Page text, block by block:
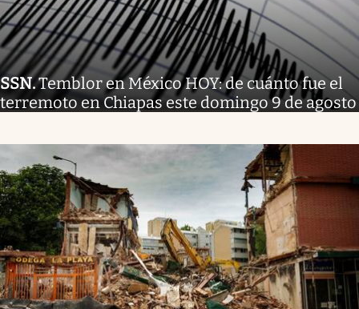
SSN.Temblor en México HOY: de cuánto fue el
terremoto en Chiapas este domingo 9 de agosto